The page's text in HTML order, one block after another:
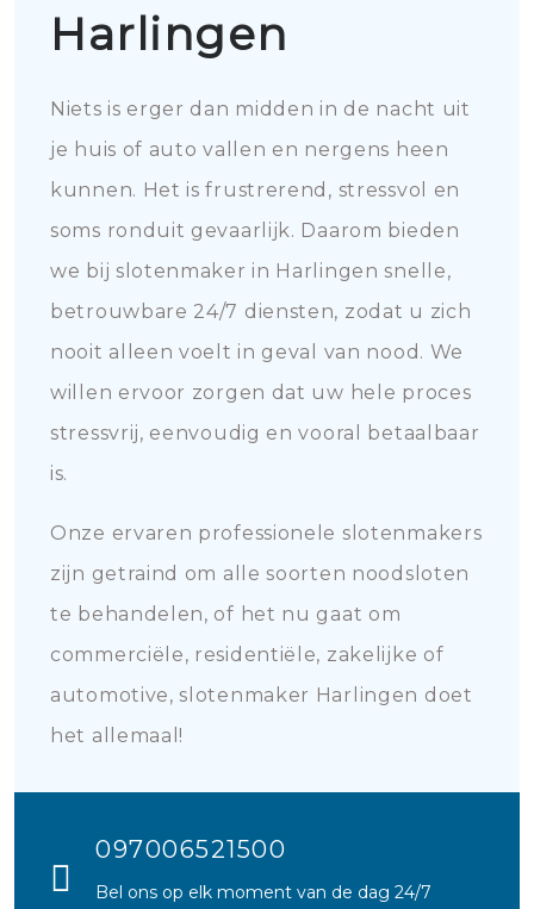
Harlingen
Niets is erger dan midden in de nacht uit
je huis of auto vallen en nergens heen
kunnen. Het is frustrerend, stressvol en
soms ronduit gevaarlijk. Daarom bieden
we bij slotenmaker in Harlingen snelle,
betrouwbare 24/7 diensten, zodat u zich
nooit alleen voelt in geval van nood. We
willen ervoor zorgen dat uw hele proces
stressvrij, eenvoudig en vooral betaalbaar
is.
Onze ervaren professionele slotenmakers
zijn getraind om alle soorten noodsloten
te behandelen, of het nu gaat om
commerciële, residentiële, zakelijke of
automotive, slotenmaker Harlingen doet
het allemaal!
097006521500
Bel ons op elk moment van de dag 24/7